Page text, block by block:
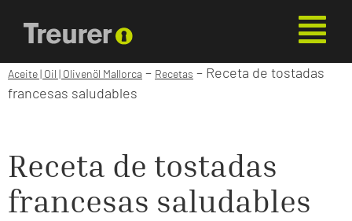
Aceite | Oil | Olivenöl Mallorca – Recetas – Receta de tostadas
francesas saludables
Receta de tostadas
francesas saludables